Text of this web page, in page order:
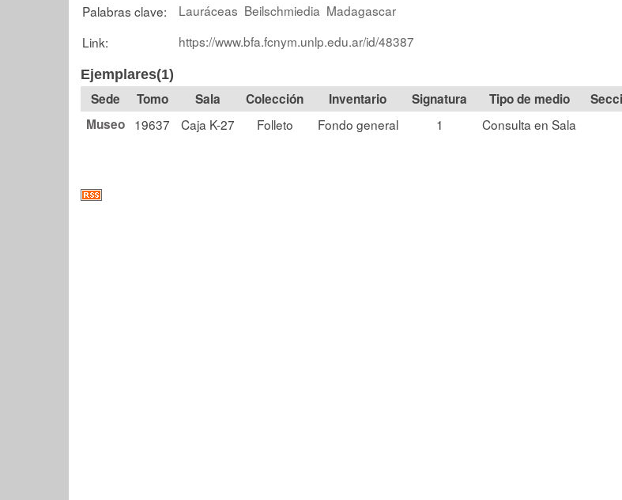
Palabras clave:
Lauráceas Beilschmiedia Madagascar
Link:
https://www.bfa.fcnym.unlp.edu.ar/id/48387
Ejemplares(1)
Tomo Sala Colección Signatura Tipo de medio
Museo
19637 Caja K-27 Folleto Fondo general 1 Consulta en Sala